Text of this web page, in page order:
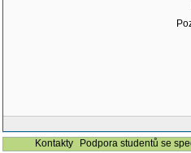
Kontakty
Podpora studentů se